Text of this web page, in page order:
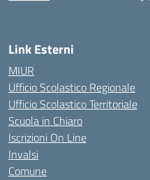
Link Esterni
MIUR
Ufficio Scolastico Regionale
Ufficio Scolastico Territoriale
Scuola in Chiaro
Iscrizioni On Line
Invalsi
Comune